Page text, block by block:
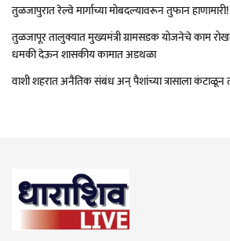
तुळजापुरात रेल्वे मार्गाच्या मोबदल्यावरून तुफान हाणामारी!
तुळजापूर तालुक्यात मुख्यमंत्री ग्रामसडक योजनेचे काम
धमकी देऊन शासकीय कामात अडथळा
वाशी शहरात अनैतिक संबंध अन् पैशांच्या त्रासाला कंटाळून